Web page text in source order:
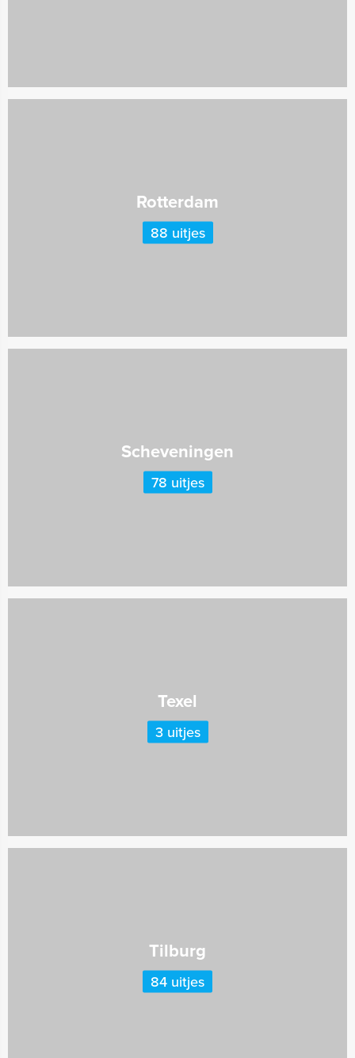
Rotterdam
88 uitjes
Scheveningen
78 uitjes
Texel
3 uitjes
Tilburg
84 uitjes